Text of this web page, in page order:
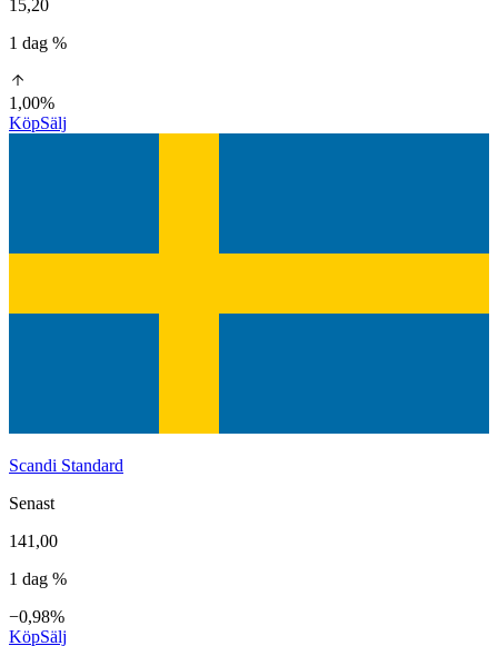
15,20
1 dag %
1,00%
KöpSälj
Scandi Standard
Senast
141,00
1 dag %
−0,98%
KöpSälj